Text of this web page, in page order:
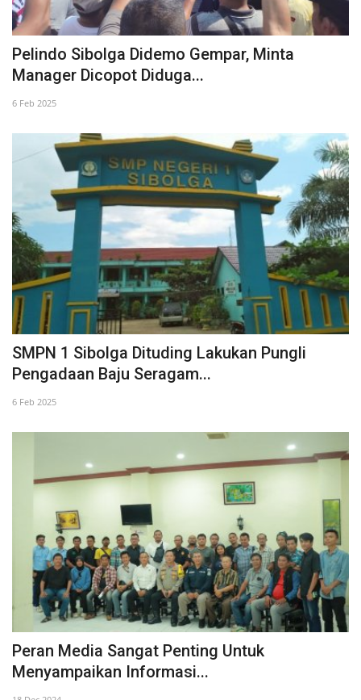
Pelindo Sibolga Didemo Gempar, Minta
Manager Dicopot Diduga...
6 Feb 2025
SMPN 1 Sibolga Dituding Lakukan Pungli
Pengadaan Baju Seragam...
6 Feb 2025
Peran Media Sangat Penting Untuk
Menyampaikan Informasi...